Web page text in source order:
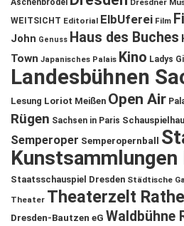
Aschenbrödel
Dresdner
WEITSICHT Editorial ElbUferei Film
John Genuss Haus des Buches
Town Japanisches Palais Kino Ladys
Landesbühnen
Lesung Loriot Meißen Open Air
Rügen Sachsen in Paris
Semperoper Semperopernball
Kunstsammlungen
Staatsschauspiel Dresden Städtische
Theater Theaterzelt
Dresden-Bautzen eG Waldbühne